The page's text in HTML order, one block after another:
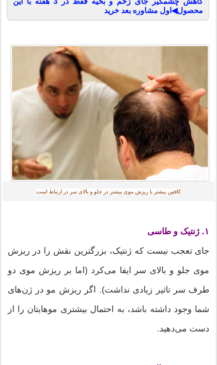
محصول◀اول مشاوره بعد خرید
کافئین بیشتر با ریزش موی بیشتر در جلو و بالای سر در ارتباط است
۱. ژنتیک و طاسی
جای تعجب نیست که ژنتیک، بزرگترین نقش را در ریزش
موی جلو و بالای سر ایفا می‌کرد (اما بر ریزش موی دو
طرف سر تاثیر زیادی نداشت). اگر ریزش مو در ژن‌های
شما وجود داشته باشد، به احتمال بیشتری موهایتان را از
دست می‌دهید.